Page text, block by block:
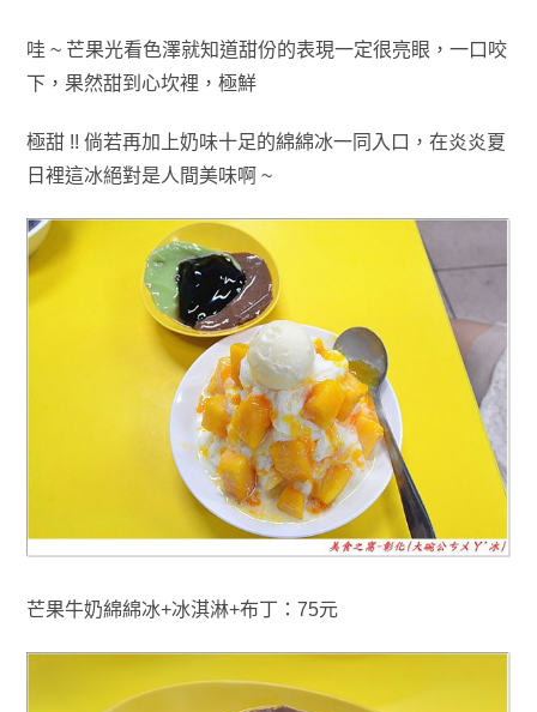
哇 ~ 芒果光看色澤就知道甜份的表現一定很亮眼，一口咬
下， 果然甜到心坎裡 ，極鮮
極甜 !! 倘若再加上奶味十足的綿綿冰一同入口 ， 在炎炎夏
日 裡這冰絕對是人間美味啊 ~
芒果牛奶綿綿冰+冰淇淋+布丁：75元